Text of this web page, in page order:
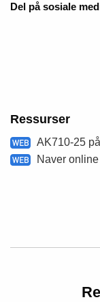
Del på sosiale
Ressurser
AK710-25
Naver